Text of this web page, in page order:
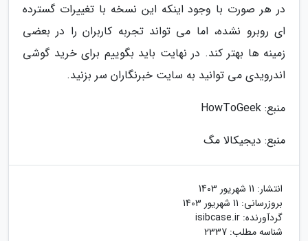
در هر صورت با وجود اینکه این نسخه با تغییرات گسترده
ای روبرو نشده، اما می تواند تجربه کاربران را در بعضی
زمینه ها بهتر کند. در نهایت باید بگوییم برای خرید گوشی
اندرویدی می توانید به سایت خبرنگاران سر بزنید.
منبع: HowToGeek
منبع: دیجیکالا مگ
انتشار: 11 شهریور 1403
بروزرسانی: 11 شهریور 1403
گردآورنده: isibcase.ir
شناسه مطلب: 2337